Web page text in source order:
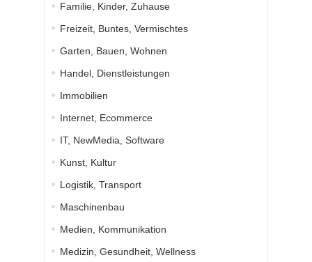
Familie, Kinder, Zuhause
Freizeit, Buntes, Vermischtes
Garten, Bauen, Wohnen
Handel, Dienstleistungen
Immobilien
Internet, Ecommerce
IT, NewMedia, Software
Kunst, Kultur
Logistik, Transport
Maschinenbau
Medien, Kommunikation
Medizin, Gesundheit, Wellness